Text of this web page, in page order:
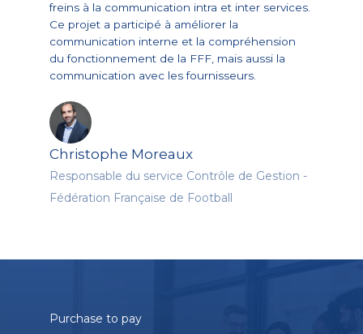
freins à la communication intra et inter services.
Ce projet a participé à améliorer la
communication interne et la compréhension
du fonctionnement de la FFF, mais aussi la
communication avec les fournisseurs.
Christophe Moreaux
Responsable du service Contrôle de Gestion -
Fédération Française de Football
Purchase to pay